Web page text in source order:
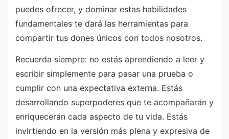
puedes ofrecer, y dominar estas habilidades
fundamentales te dará las herramientas para
compartir tus dones únicos con todos nosotros.
Recuerda siempre: no estás aprendiendo a leer y
escribir simplemente para pasar una prueba o
cumplir con una expectativa externa. Estás
desarrollando superpoderes que te acompañarán y
enriquecerán cada aspecto de tu vida. Estás
invirtiendo en la versión más plena y expresiva de